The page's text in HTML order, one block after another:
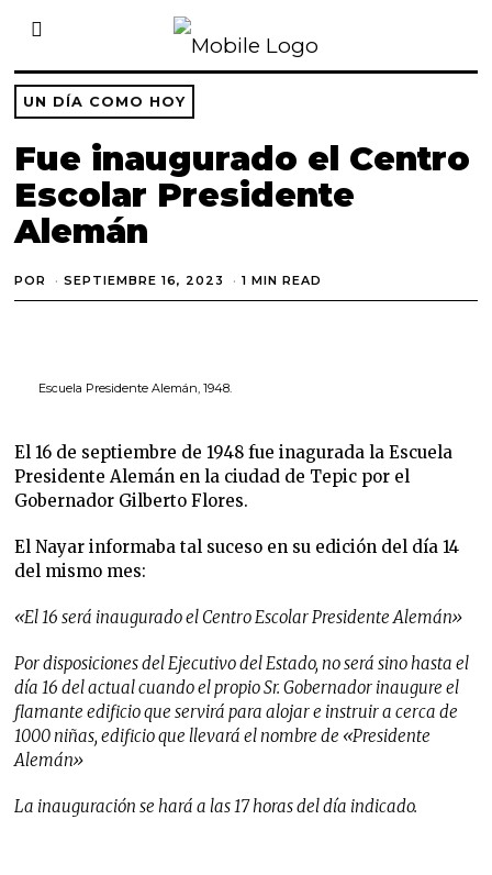
UN DÍA COMO HOY
Fue inaugurado el Centro
Escolar Presidente
Alemán
POR SEPTIEMBRE 16, 2023
S
B
1
4
,
2
0
3
1 MIN READ
Escuela Presidente Alemán, 1948.
El 16 de septiembre de 1948 fue inagurada la Escuela
Presidente Alemán en la ciudad de Tepic por el
Gobernador Gilberto Flores.
El Nayar informaba tal suceso en su edición del día 14
del mismo mes:
«El 16 será inaugurado el Centro Escolar Presidente Alemán»
Por disposiciones del Ejecutivo del Estado, no será sino hasta el
día 16 del actual cuando el propio Sr. Gobernador inaugure el
flamante edificio que servirá para alojar e instruir a cerca de
1000 niñas, edificio que llevará el nombre de «Presidente
Alemán»
La inauguración se hará a las 17 horas del día indicado.